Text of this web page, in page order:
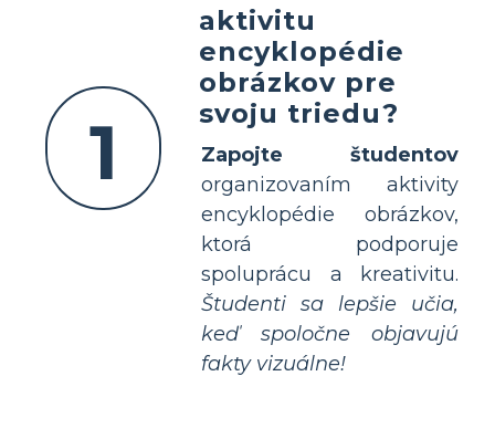
1
aktivitu
encyklopédie
obrázkov pre
svoju triedu?
Zapojte študentov
organizovaním aktivity
encyklopédie obrázkov,
ktorá podporuje
spoluprácu a kreativitu.
Študenti sa lepšie učia,
keď spoločne objavujú
fakty vizuálne!